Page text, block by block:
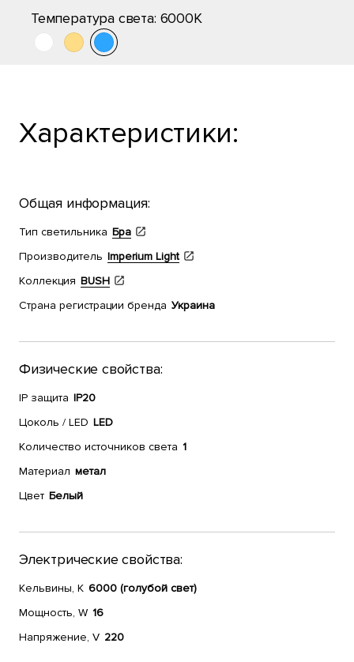
Температура света: 6000K
Характеристики:
Общая информация:
Тип светильника Бра
Производитель Imperium Light
Коллекция BUSH
Страна регистрации бренда Украина
Физические свойства:
IP защита IP20
Цоколь / LED LED
Количество источников света 1
Материал метал
Цвет Белый
Электрические свойства:
Кельвины, К 6000 (голубой свет)
Мощность, W 16
Напряжение, V 220